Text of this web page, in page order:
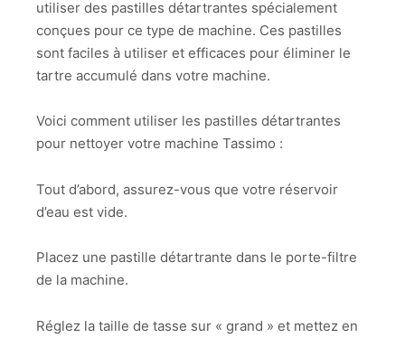
utiliser des pastilles détartrantes spécialement
conçues pour ce type de machine. Ces pastilles
sont faciles à utiliser et efficaces pour éliminer le
tartre accumulé dans votre machine.
Voici comment utiliser les pastilles détartrantes
pour nettoyer votre machine Tassimo :
Tout d’abord, assurez-vous que votre réservoir
d’eau est vide.
Placez une pastille détartrante dans le porte-filtre
de la machine.
Réglez la taille de tasse sur « grand » et mettez en